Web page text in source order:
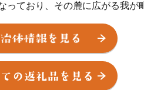
っており、その麓に広がる我が
れ奈良の大仏の建立や皇朝十二
ます。私たちは、このように大
い歴史のある町に暮らしていま
抱き、誰もが安全・安心して暮
。